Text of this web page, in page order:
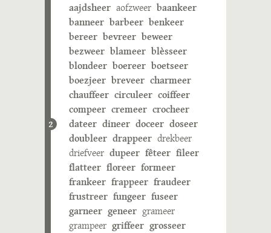
2
aajdsheer aofzweer baankeer
banneer barbeer benkeer
bereer bevreer beweer
bezweer blameer blèsseer
blondeer boereer boetseer
boezjeer breveer charmeer
chauffeer circuleer coiffeer
compeer cremeer crocheer
dateer dineer doceer doseer
doubleer drappeer drekbeer
driefveer dupeer fêteer fileer
flatteer floreer formeer
frankeer frappeer fraudeer
frustreer fungeer fuseer
garneer geneer grameer
grampeer griffeer grosseer